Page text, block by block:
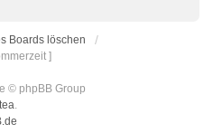
Boards löschen
]
© phpBB Group
.